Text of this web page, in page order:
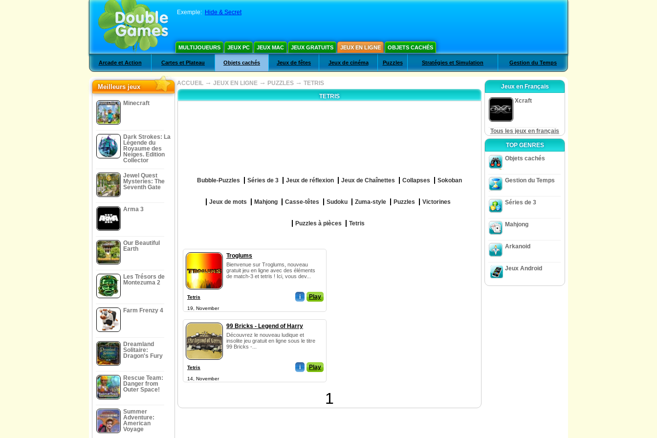
Exemple: Hide & Secret
MULTIJOUEURS JEUX PC JEUX MAC JEUX GRATUITS JEUX EN LIGNE OBJETS CACHÉS
Arcade et Action Cartes et Plateau Objets cachés Jeux de fêtes Jeux de cinéma Puzzles Stratégies et Simulation Gestion du Temps
Meilleurs jeux
Minecraft
Dark Strokes: La
Légende du
Royaume des
Neiges. Edition
Collector
Jewel Quest
Mysteries: The
Seventh Gate
Arma 3
Our Beautiful
Earth
Les Trésors de
Montezuma 2
Farm Frenzy 4
Dreamland
Solitaire:
Dragon's Fury
Rescue Team:
Danger from
Outer Space!
Summer
Adventure:
American
Voyage
ACCUEIL → JEUX EN LIGNE → PUZZLES → TETRIS
TETRIS
Bubble-Puzzles Séries de 3 Jeux de réflexion Jeux de Chaînettes Collapses Sokoban
Jeux de mots Mahjong Casse-têtes Sudoku Zuma-style Puzzles Victorines
Puzzles à pièces Tetris
Troglums
Bienvenue sur Troglums, nouveau
gratuit jeu en ligne avec des éléments
de match-3 et tetris ! Ici, vous dev...
Tetris i Play
19, November
99 Bricks - Legend of Harry
Découvrez le nouveau ludique et
insolite jeu gratuit en ligne sous le titre
99 Bricks -...
Tetris i Play
14, November
1
Jeux en Français
Xcraft
Tous les jeux en français
TOP GENRES
Objets cachés
Gestion du Temps
Séries de 3
Mahjong
Arkanoid
Jeux Android